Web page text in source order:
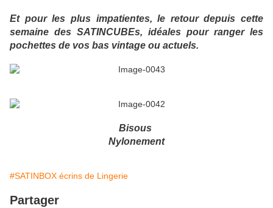
Et pour les plus impatientes, le retour depuis cette
semaine des SATINCUBEs, idéales pour ranger les
pochettes de vos bas vintage ou actuels.
Bisous
Nylonement
#SATINBOX écrins de Lingerie
Partager